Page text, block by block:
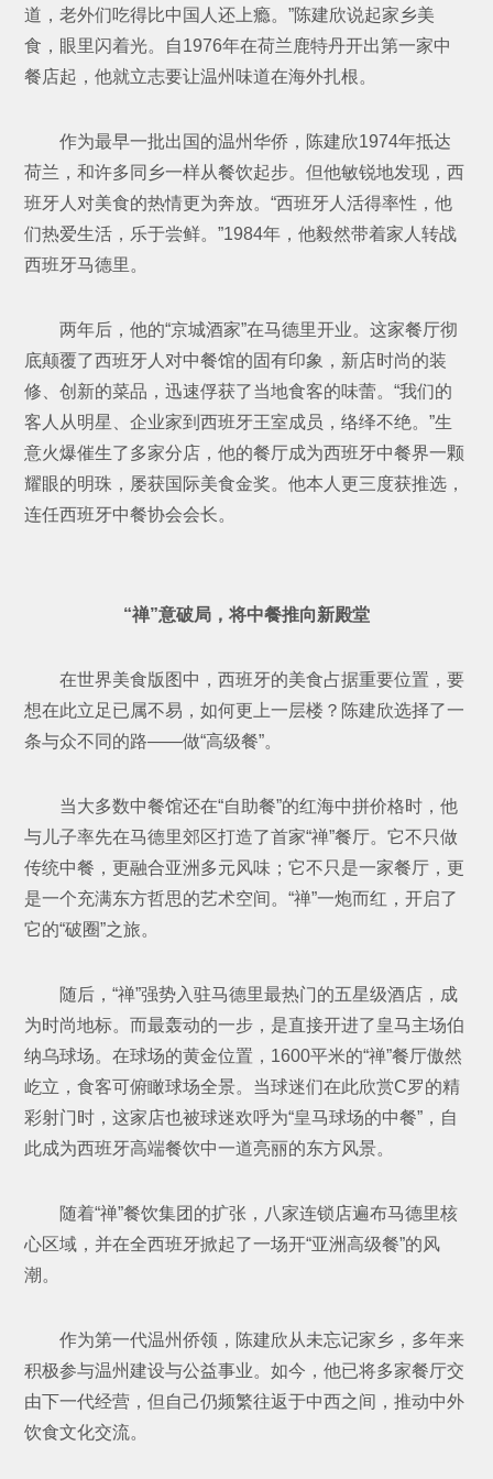
道，老外们吃得比中国人还上瘾。”陈建欣说起家乡美
食，眼里闪着光。自1976年在荷兰鹿特丹开出第一家中
餐店起，他就立志要让温州味道在海外扎根。
作为最早一批出国的温州华侨，陈建欣1974年抵达
荷兰，和许多同乡一样从餐饮起步。但他敏锐地发现，西
班牙人对美食的热情更为奔放。“西班牙人活得率性，他
们热爱生活，乐于尝鲜。”1984年，他毅然带着家人转战
西班牙马德里。
两年后，他的“京城酒家”在马德里开业。这家餐厅彻
底颠覆了西班牙人对中餐馆的固有印象，新店时尚的装
修、创新的菜品，迅速俘获了当地食客的味蕾。“我们的
客人从明星、企业家到西班牙王室成员，络绎不绝。”生
意火爆催生了多家分店，他的餐厅成为西班牙中餐界一颗
耀眼的明珠，屡获国际美食金奖。他本人更三度获推选，
连任西班牙中餐协会会长。
“禅”意破局，将中餐推向新殿堂
在世界美食版图中，西班牙的美食占据重要位置，要
想在此立足已属不易，如何更上一层楼？陈建欣选择了一
条与众不同的路——做“高级餐”。
当大多数中餐馆还在“自助餐”的红海中拼价格时，他
与儿子率先在马德里郊区打造了首家“禅”餐厅。它不只做
传统中餐，更融合亚洲多元风味；它不只是一家餐厅，更
是一个充满东方哲思的艺术空间。“禅”一炮而红，开启了
它的“破圈”之旅。
随后，“禅”强势入驻马德里最热门的五星级酒店，成
为时尚地标。而最轰动的一步，是直接开进了皇马主场伯
纳乌球场。在球场的黄金位置，1600平米的“禅”餐厅傲然
屹立，食客可俯瞰球场全景。当球迷们在此欣赏C罗的精
彩射门时，这家店也被球迷欢呼为“皇马球场的中餐”，自
此成为西班牙高端餐饮中一道亮丽的东方风景。
随着“禅”餐饮集团的扩张，八家连锁店遍布马德里核
心区域，并在全西班牙掀起了一场开“亚洲高级餐”的风
潮。
作为第一代温州侨领，陈建欣从未忘记家乡，多年来
积极参与温州建设与公益事业。如今，他已将多家餐厅交
由下一代经营，但自己仍频繁往返于中西之间，推动中外
饮食文化交流。